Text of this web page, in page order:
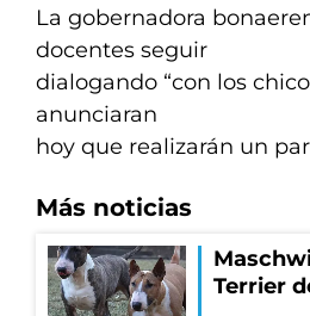
La gobernadora
docentes seguir
dialogando “con los
anunciaran
hoy que realizarán un
Más noticias
Terrier